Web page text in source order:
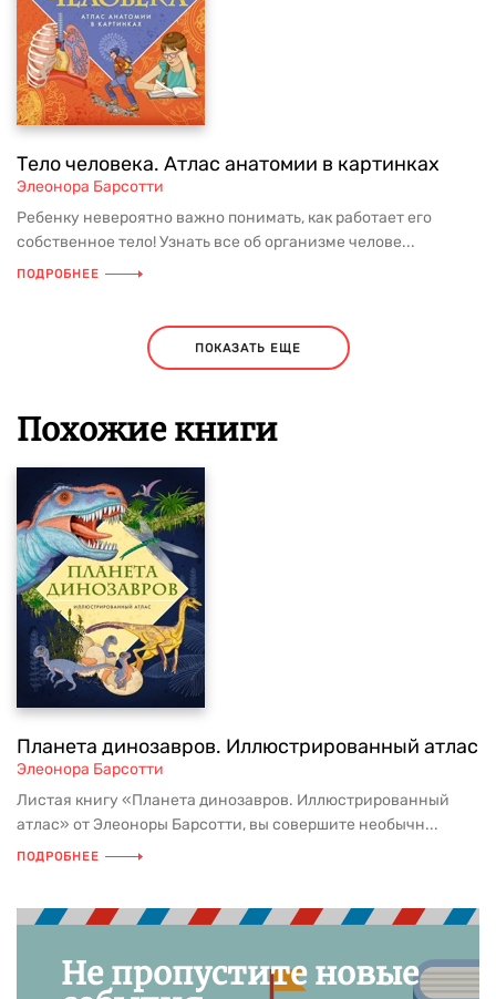
Тело человека. Атлас анатомии в картинках
Элеонора Барсотти
Ребенку невероятно важно понимать, как работает его
собственное тело! Узнать все об организме челове...
ПОДРОБНЕЕ
ПОКАЗАТЬ ЕЩЕ
Похожие книги
Планета динозавров. Иллюстрированный атлас
Элеонора Барсотти
Листая книгу «Планета динозавров. Иллюстрированный
атлас» от Элеоноры Барсотти, вы совершите необычн...
ПОДРОБНЕЕ
Не пропустите новые